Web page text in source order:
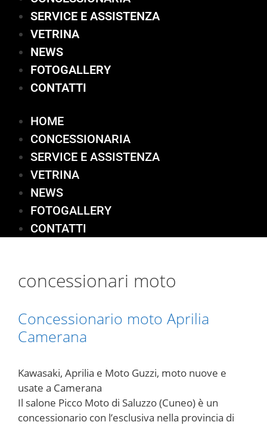
SERVICE E ASSISTENZA
VETRINA
NEWS
FOTOGALLERY
CONTATTI
HOME
CONCESSIONARIA
SERVICE E ASSISTENZA
VETRINA
NEWS
FOTOGALLERY
CONTATTI
concessionari moto
Concessionario moto Aprilia
Camerana
Kawasaki, Aprilia e Moto Guzzi, moto nuove e
usate a Camerana
Il salone Picco Moto di Saluzzo (Cuneo) è un
concessionario con l’esclusiva nella provincia di